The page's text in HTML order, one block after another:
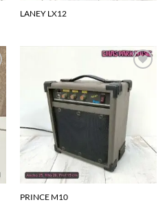
LANEY LX12
lista de
deseos
PRINCE M10